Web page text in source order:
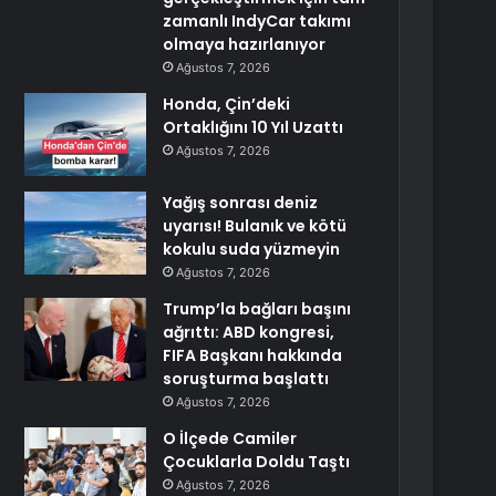
zamanlı IndyCar takımı
olmaya hazırlanıyor
Ağustos 7, 2026
Honda, Çin’deki
Ortaklığını 10 Yıl Uzattı
Ağustos 7, 2026
Yağış sonrası deniz
uyarısı! Bulanık ve kötü
kokulu suda yüzmeyin
Ağustos 7, 2026
Trump’la bağları başını
ağrıttı: ABD kongresi,
FIFA Başkanı hakkında
soruşturma başlattı
Ağustos 7, 2026
O İlçede Camiler
Çocuklarla Doldu Taştı
Ağustos 7, 2026